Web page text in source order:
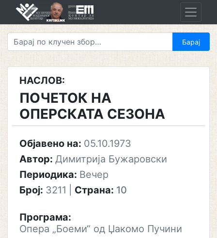
НАСЛОВ:
ПОЧЕТОК НА
ОПЕРСКАТА СЕЗОНА
Објавено на: 05.10.1973
Автор: Димитрија Бужаровски
Периодика: Вечер
Број: 3211 Страна: 10
Програма:
Опера „Боеми“ од Џакомо Пучини